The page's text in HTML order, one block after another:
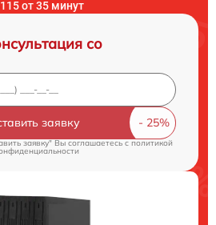
от 35 минут
со
заявку
заявку" Вы соглашаетесь cполитикой